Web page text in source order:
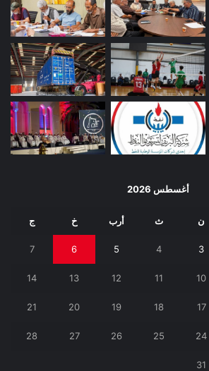
أغسطس 2026
ن ث أرب خ ج
3
4
5
6
7
10
11
12
13
14
17
18
19
20
21
24
25
26
27
28
31